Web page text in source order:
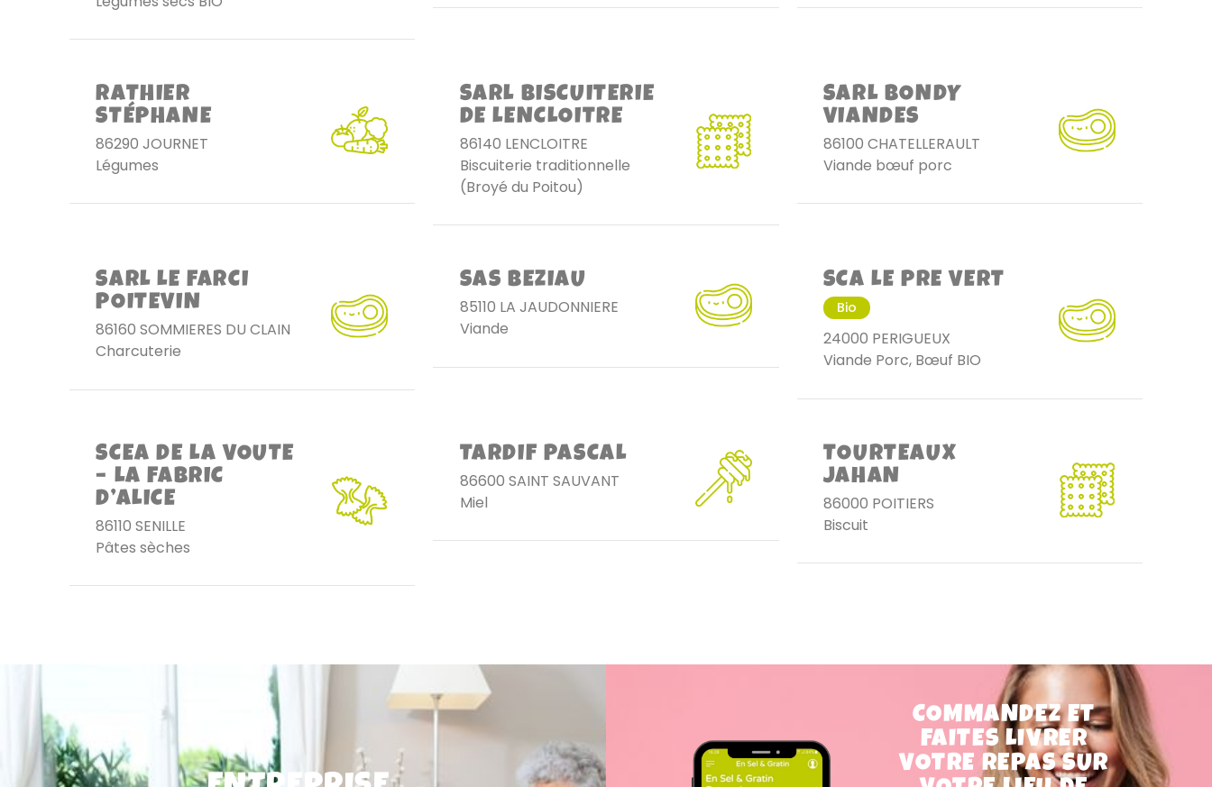
RATHIER
STÉPHANE
86290 JOURNET
Légumes
SARL BISCUITERIE
DE LENCLOITRE
86140 LENCLOITRE
Biscuiterie traditionnelle
(Broyé du Poitou)
SARL BONDY
VIANDES
86100 CHATELLERAULT
Viande bœuf porc
SARL LE FARCI
POITEVIN
86160 SOMMIERES DU CLAIN
Charcuterie
SAS BEZIAU
85110 LA JAUDONNIERE
Viande
SCA LE PRE VERT
Bio
24000 PERIGUEUX
Viande Porc, Bœuf BIO
SCEA DE LA VOUTE
– LA FABRIC
D’ALICE
86110 SENILLE
Pâtes sèches
TARDIF PASCAL
86600 SAINT SAUVANT
Miel
TOURTEAUX
JAHAN
86000 POITIERS
Biscuit
COMMANDEZ ET
FAITES LIVRER
VOTRE REPAS SUR